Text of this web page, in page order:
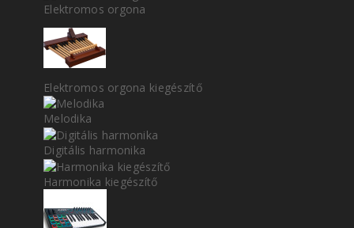
Elektromos orgona
Elektromos orgona kiegészítő
Melodika
Digitális harmonika
Harmonika kiegészítő